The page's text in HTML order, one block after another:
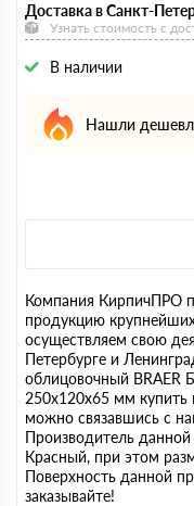
Доставка в Санкт-
Узнать стоимость с
В наличии
Нашли
Компания КирпичПРО
продукцию
осуществляем свою
Петербурге и
облицовочный BRAER
250х120х65 мм купить
можно связавшись с
Производитель
Красный, при этом
Поверхность данной
заказывайте!